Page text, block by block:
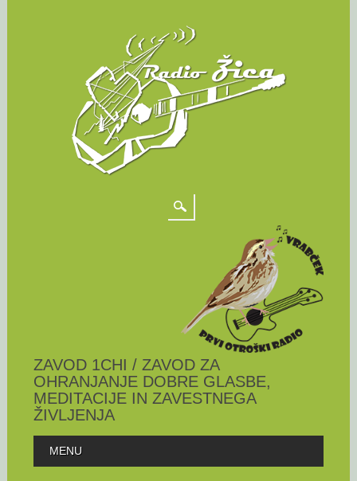
ZAVOD 1CHI / ZAVOD ZA
OHRANJANJE DOBRE GLASBE,
MEDITACIJE IN ZAVESTNEGA
ŽIVLJENJA
MAIN MENU
MENU